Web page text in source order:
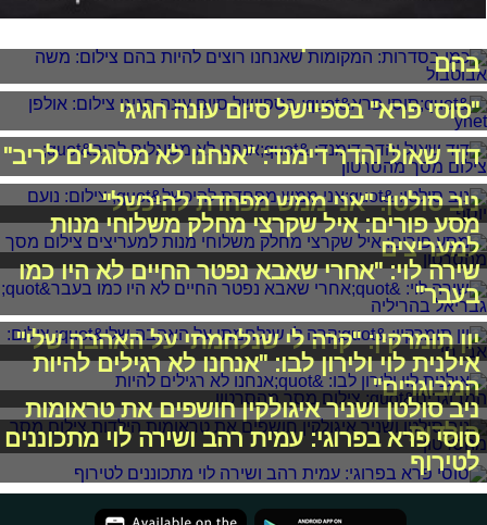
בהם
"סוסי פרא" בספיישל סיום עונה חגיגי
דוד שאול והדר דימנד: "אנחנו לא מסוגלים לריב"
ניב סולטן: "אני ממש מפחדת להיכשל"
מסע פורים: איל שקרצי מחלק משלוחי מנות
למעריצים
שירה לוי: "אחרי שאבא נפטר החיים לא היו כמו
בעבר"
יון תומרקין: "קרה לי שנלחמתי על האהבה שלי"
אילנית לוי ולירון לבו: "אנחנו לא רגילים להיות
המבוגרים"
ניב סולטן ושניר איגולקין חושפים את טראומות
הילדות
סוסי פרא בפרוגי: עמית רהב ושירה לוי מתכוננים
לטירוף